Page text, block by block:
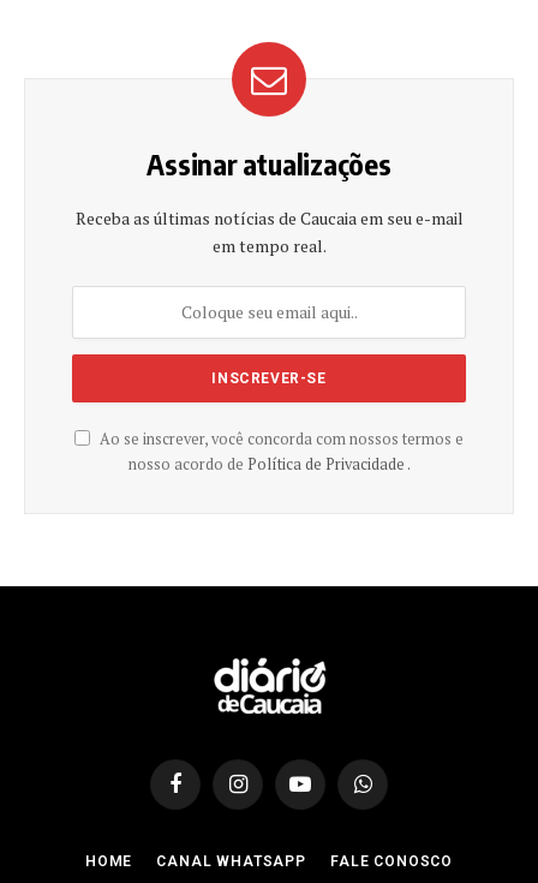
Assinar atualizações
Receba as últimas notícias de Caucaia em seu e-mail
em tempo real.
Ao se inscrever, você concorda com nossos termos e
nosso acordo de Política de Privacidade .
FacebookInstagramYouTubeWhatsApp
HOME CANAL WHATSAPP FALE CONOSCO